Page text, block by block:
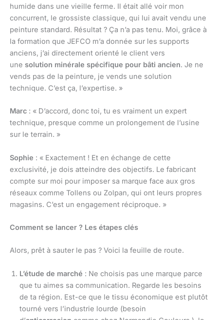
humide dans une vieille ferme. Il était allé voir mon
concurrent, le grossiste classique, qui lui avait vendu une
peinture standard. Résultat ? Ça n’a pas tenu. Moi, grâce à
la formation que JEFCO m’a donnée sur les supports
anciens, j’ai directement orienté le client vers
une solution minérale spécifique pour bâti ancien. Je ne
vends pas de la peinture, je vends une solution
technique. C’est ça, l’expertise. »
Marc : « D’accord, donc toi, tu es vraiment un expert
technique, presque comme un prolongement de l’usine
sur le terrain. »
Sophie : « Exactement ! Et en échange de cette
exclusivité, je dois atteindre des objectifs. Le fabricant
compte sur moi pour imposer sa marque face aux gros
réseaux comme Tollens ou Zolpan, qui ont leurs propres
magasins. C’est un engagement réciproque. »
Comment se lancer ? Les étapes clés
Alors, prêt à sauter le pas ? Voici la feuille de route.
L’étude de marché : Ne choisis pas une marque parce
que tu aimes sa communication. Regarde les besoins
de ta région. Est-ce que le tissu économique est plutôt
tourné vers l’industrie lourde (besoin